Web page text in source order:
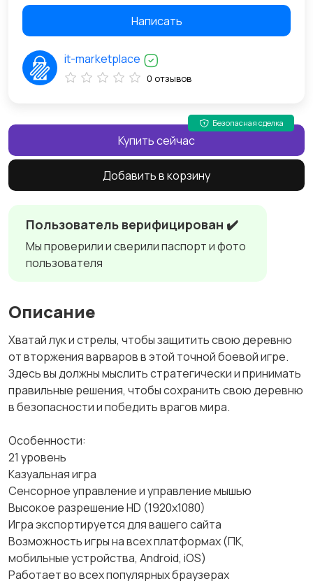
Пользователь верифицирован ✔️
Мы проверили и сверили паспорт и фото
пользователя
Описание
Хватай лук и стрелы, чтобы защитить свою деревню
от вторжения варваров в этой точной боевой игре.
Здесь вы должны мыслить стратегически и принимать
правильные решения, чтобы сохранить свою деревню
в безопасности и победить врагов мира.
Особенности:
21 уровень
Казуальная игра
Сенсорное управление и управление мышью
Высокое разрешение HD (1920x1080)
Игра экспортируется для вашего сайта
Возможность игры на всех платформах (ПК,
мобильные устройства, Android, iOS)
Работает во всех популярных браузерах
Написать
it-marketplace
0 отзывов
Безопасная сделка
Купить сейчас
Добавить в корзину